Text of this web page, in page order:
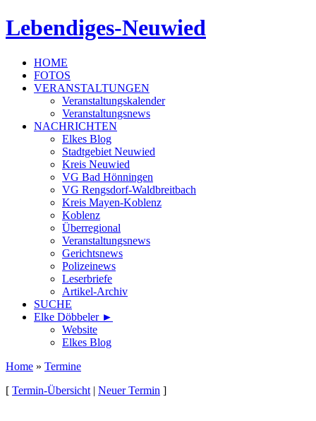
Lebendiges-Neuwied
HOME
FOTOS
VERANSTALTUNGEN
Veranstaltungskalender
Veranstaltungsnews
NACHRICHTEN
Elkes Blog
Stadtgebiet Neuwied
Kreis Neuwied
VG Bad Hönningen
VG Rengsdorf-Waldbreitbach
Kreis Mayen-Koblenz
Koblenz
Überregional
Veranstaltungsnews
Gerichtsnews
Polizeinews
Leserbriefe
Artikel-Archiv
SUCHE
Elke Döbbeler ►
Website
Elkes Blog
Home » Termine
[ Termin-Übersicht | Neuer Termin ]